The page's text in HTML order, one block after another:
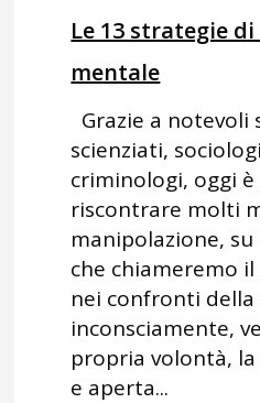
Le 13 strategie
mentale
Grazie a
scienziati,
criminologi, oggi
riscontrare molti
manipolazione,
che chiameremo
nei confronti
inconsciamente,
propria volontà,
e aperta...